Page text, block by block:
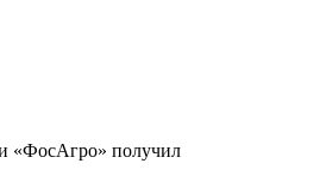
«ФосАгро» получил